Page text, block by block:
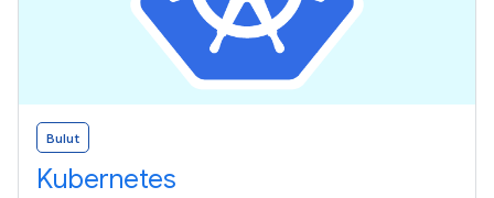
Bulut
Kubernetes